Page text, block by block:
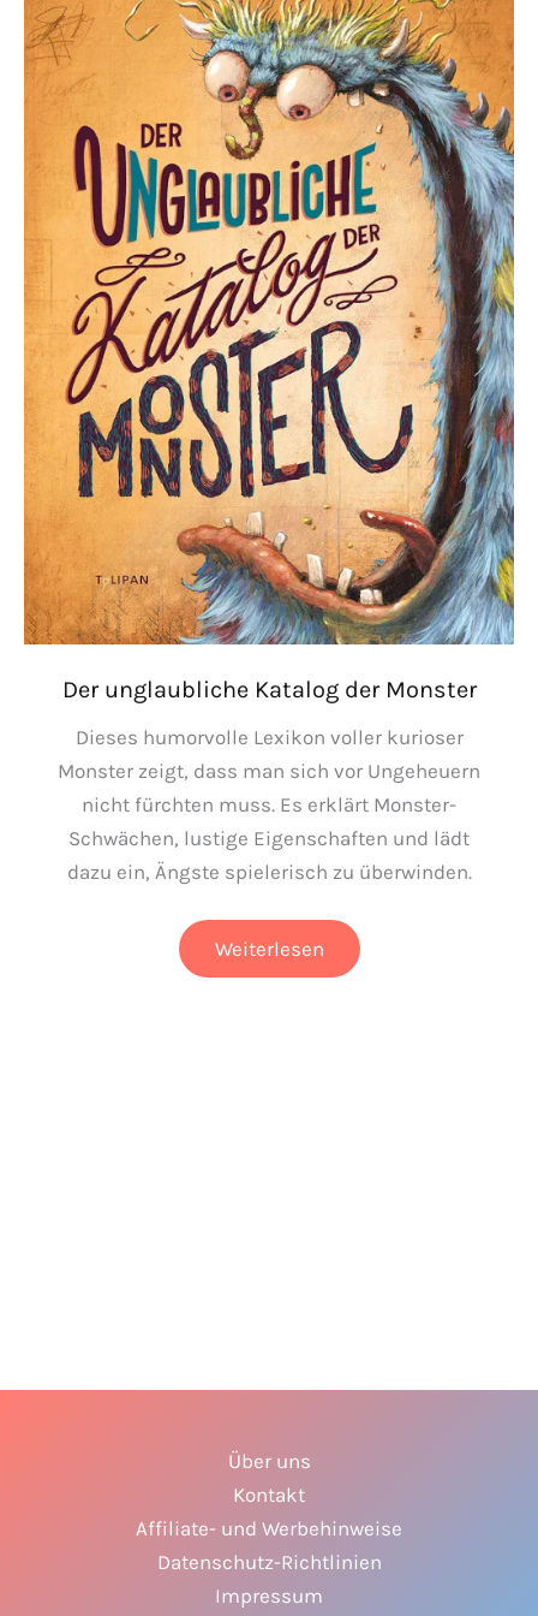
Der unglaubliche Katalog der Monster
Dieses humorvolle Lexikon voller kurioser
Monster zeigt, dass man sich vor Ungeheuern
nicht fürchten muss. Es erklärt Monster-
Schwächen, lustige Eigenschaften und lädt
dazu ein, Ängste spielerisch zu überwinden.
Der
unglaubliche
Weiterlesen
Über uns
Kontakt
Affiliate- und Werbehinweise
Datenschutz-Richtlinien
Impressum